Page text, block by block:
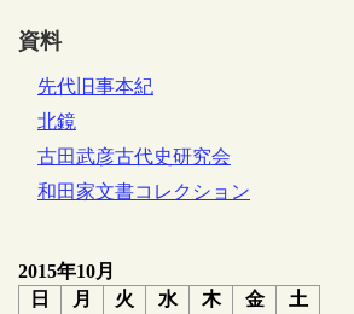
資料
先代旧事本紀
北鏡
古田武彦古代史研究会
和田家文書コレクション
2015年10月
日
月 火 水 木 金
土